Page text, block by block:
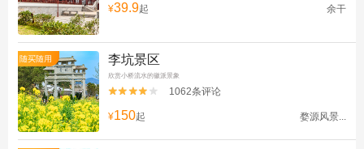
¥39.9起 余干
随买随用 李坑景区
欣赏小桥流水的徽派景象

 1062条评论
¥150起 婺源风景...